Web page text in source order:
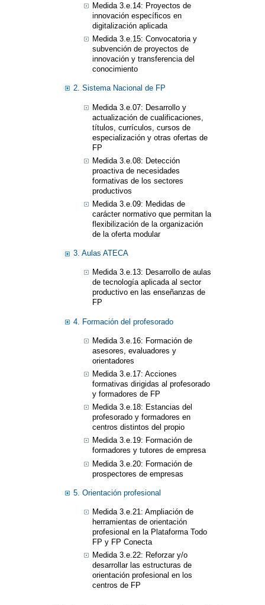
Medida 3.e.14: Proyectos de
innovación específicos en
digitalización aplicada
Medida 3.e.15: Convocatoria y
subvención de proyectos de
innovación y transferencia del
conocimiento
2. Sistema Nacional de FP
Medida 3.e.07: Desarrollo y
actualización de cualificaciones,
títulos, currículos, cursos de
especialización y otras ofertas de
FP
Medida 3.e.08: Detección
proactiva de necesidades
formativas de los sectores
productivos
Medida 3.e.09: Medidas de
carácter normativo que permitan la
flexibilización de la organización
de la oferta modular
3. Aulas ATECA
Medida 3.e.13: Desarrollo de aulas
de tecnología aplicada al sector
productivo en las enseñanzas de
FP
4. Formación del profesorado​​
Medida 3.e.16: Formación de
asesores, evaluadores y
orientadores
Medida 3.e.17: Acciones
formativas dirigidas al profesorado
y formadores de FP
Medida 3.e.18: Estancias del
profesorado y formadores en
centros distintos del propio
Medida 3.e.19: Formación de
formadores y tutores de empresa
Medida 3.e.20: Formación de
prospectores de empresas
5. Orientación profesional
Medida 3.e.21: Ampliación de
herramientas de orientación
profesional en la Plataforma Todo
FP y FP Conecta
Medida 3.e.22: Reforzar y/o
desarrollar las estructuras de
orientación profesional en los
centros de FP